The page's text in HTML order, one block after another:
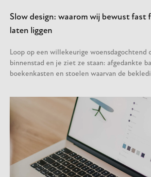
Slow design: waarom wij bewust fast
laten liggen
Loop op een willekeurige woensdagochtend
binnenstad en je ziet ze staan: afgedankte
boekenkasten en stoelen waarvan de